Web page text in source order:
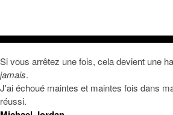
Si vous arrêtez une fois, cela devient une
jamais.
J'ai échoué maintes et maintes fois dans
réussi.